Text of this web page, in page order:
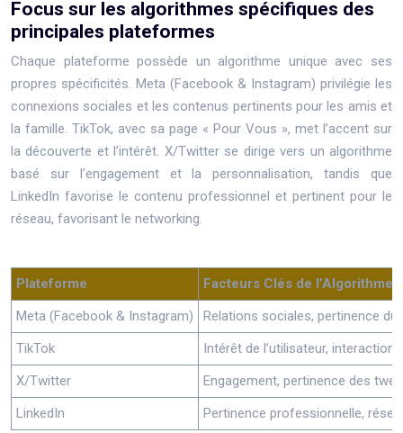
Focus sur les algorithmes spécifiques des
principales plateformes
Chaque plateforme possède un algorithme unique avec ses
propres spécificités. Meta (Facebook & Instagram) privilégie les
connexions sociales et les contenus pertinents pour les amis et
la famille. TikTok, avec sa page « Pour Vous », met l’accent sur
la découverte et l’intérêt. X/Twitter se dirige vers un algorithme
basé sur l’engagement et la personnalisation, tandis que
LinkedIn favorise le contenu professionnel et pertinent pour le
réseau, favorisant le networking.
Plateforme
Facteurs Clés de l’Algorithme
Meta (Facebook & Instagram)
Relations sociales, pertinence
TikTok
Intérêt de l’utilisateur,
X/Twitter
Engagement, pertinence des
LinkedIn
Pertinence professionnelle,